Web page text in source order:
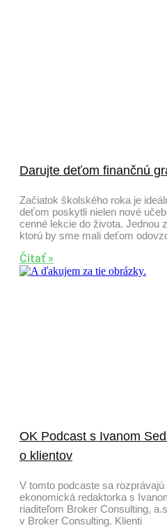
Darujte deťom finančnú
Začiatok školského roka je
deťom poskytli nielen nové
cenné lekcie do života. Jednou
ktorú by sme mali deťom
Čítať »
OK Podcast s Ivanom
o klientov
V tomto podcaste sa
ekonomická redaktorka s
riaditeľom Broker Consulting,
v Broker Consulting. Klienti